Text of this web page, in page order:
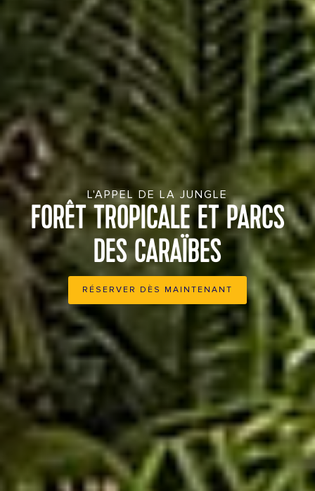
L'APPEL DE LA JUNGLE
FORÊT TROPICALE ET PARCS
DES CARAÏBES
RÉSERVER DÈS MAINTENANT